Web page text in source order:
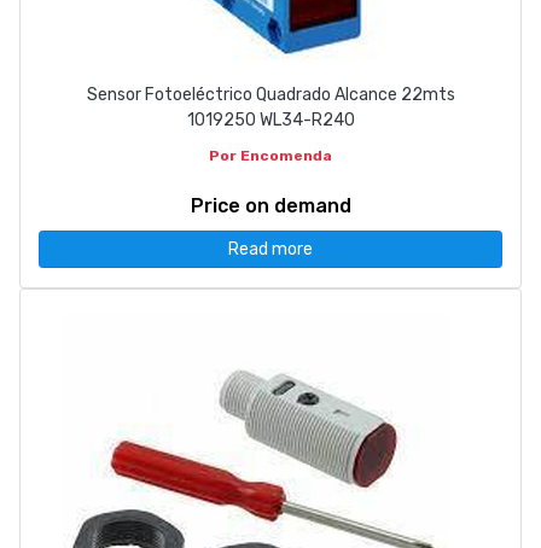
Sensor Fotoeléctrico Quadrado Alcance 22mts
1019250 WL34-R240
Por Encomenda
Price on demand
Read more